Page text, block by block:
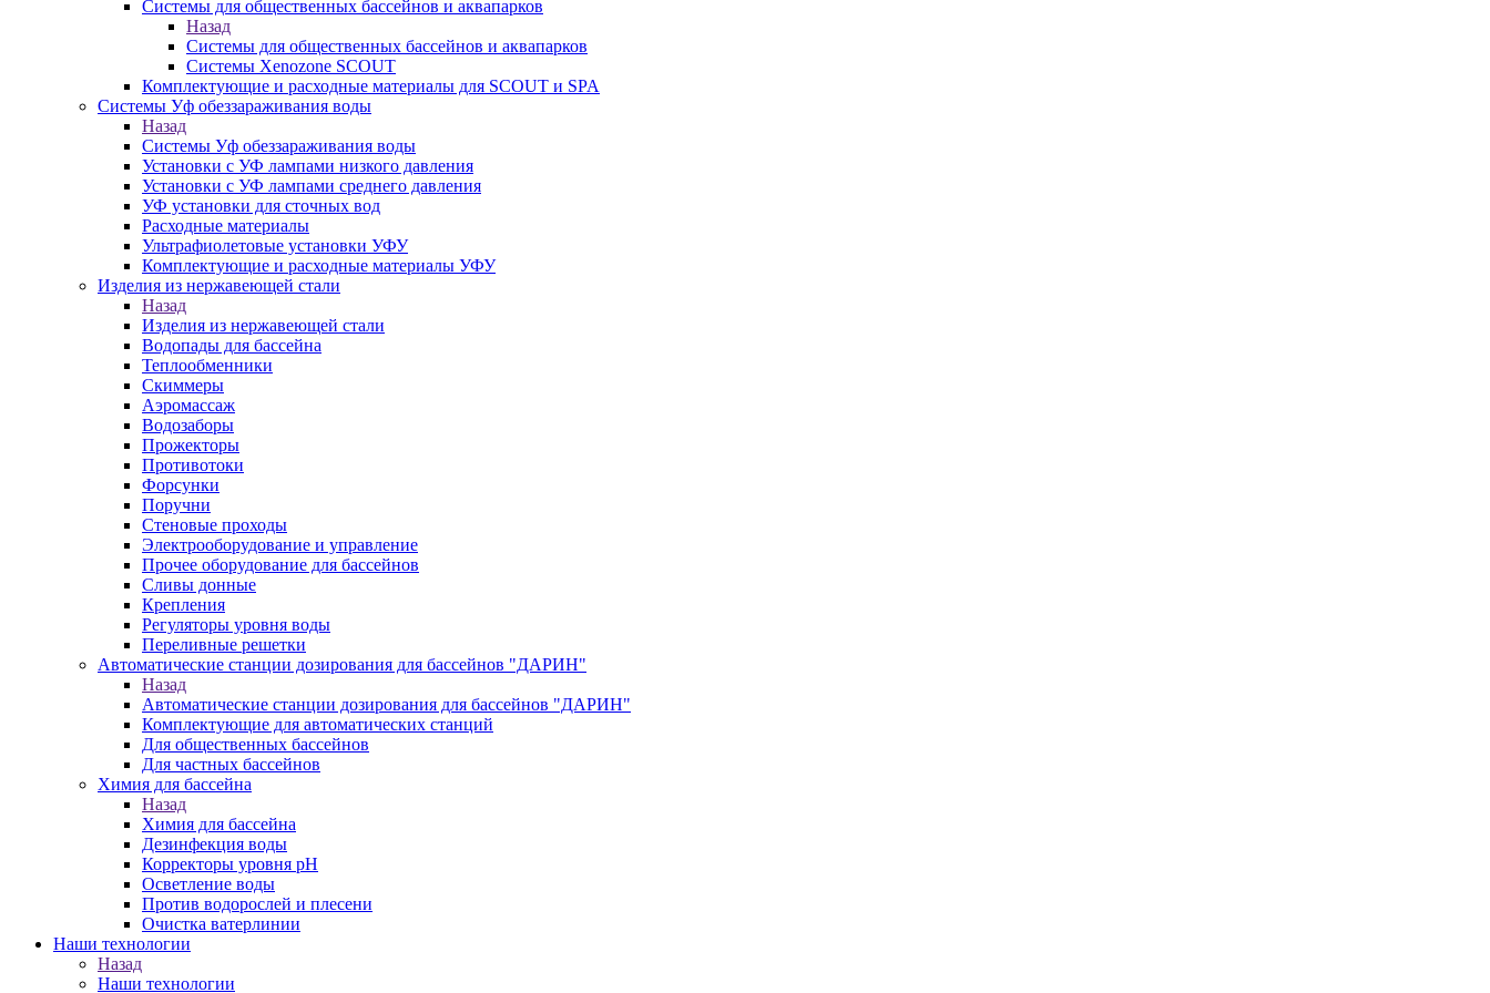
Системы для общественных бассейнов и аквапарков
Назад
Системы для общественных бассейнов и аквапарков
Системы Xenozone SCOUT
Комплектующие и расходные материалы для SCOUT и SPA
Системы Уф обеззараживания воды
Назад
Системы Уф обеззараживания воды
Установки с УФ лампами низкого давления
Установки с УФ лампами среднего давления
УФ установки для сточных вод
Расходные материалы
Ультрафиолетовые установки УФУ
Комплектующие и расходные материалы УФУ
Изделия из нержавеющей стали
Назад
Изделия из нержавеющей стали
Водопады для бассейна
Теплообменники
Скиммеры
Аэромассаж
Водозаборы
Прожекторы
Противотоки
Форсунки
Поручни
Стеновые проходы
Электрооборудование и управление
Прочее оборудование для бассейнов
Сливы донные
Крепления
Регуляторы уровня воды
Переливные решетки
Автоматические станции дозирования для бассейнов "ДАРИН"
Назад
Автоматические станции дозирования для бассейнов "ДАРИН"
Комплектующие для автоматических станций
Для общественных бассейнов
Для частных бассейнов
Химия для бассейна
Назад
Химия для бассейна
Дезинфекция воды
Корректоры уровня pH
Осветление воды
Против водорослей и плесени
Очистка ватерлинии
Наши технологии
Назад
Наши технологии